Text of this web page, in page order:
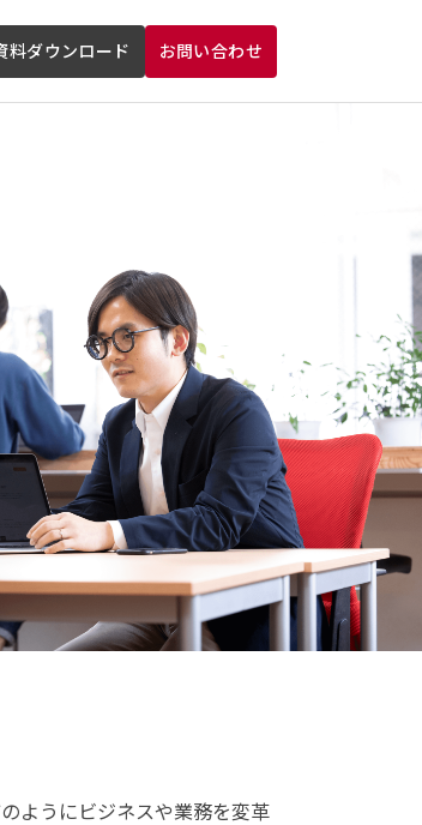
料ダウンロード お問い合わせ
ようにビジネスや業務を変革